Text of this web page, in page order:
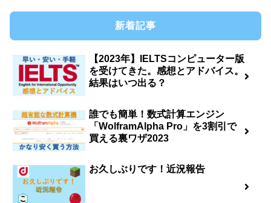
新着記事
【2023年】IELTSコンピューター版
を受けてきた。感想とアドバイス。
結果はいつ出る？
誰でも簡単！数式計算エンジン
「WolframAlpha Pro」を3割引で
買える裏ワザ2023
お久しぶりです！近況報告